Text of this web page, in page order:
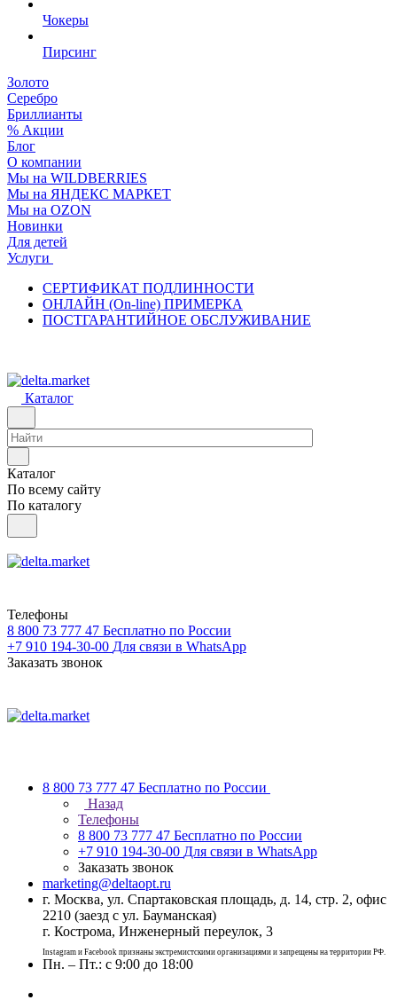
Чокеры
Пирсинг
Золото
Серебро
Бриллианты
% Акции
Блог
О компании
Мы на WILDBERRIES
Мы на ЯНДЕКС МАРКЕТ
Мы на OZON
Новинки
Для детей
Услуги
СЕРТИФИКАТ ПОДЛИННОСТИ
ОНЛАЙН (On-line) ПРИМЕРКА
ПОСТГАРАНТИЙНОЕ ОБСЛУЖИВАНИЕ
Каталог
Каталог
По всему сайту
По каталогу
Телефоны
8 800 73 777 47 Бесплатно по России
+7 910 194-30-00 Для связи в WhatsApp
Заказать звонок
8 800 73 777 47 Бесплатно по России
Назад
Телефоны
8 800 73 777 47 Бесплатно по России
+7 910 194-30-00 Для связи в WhatsApp
Заказать звонок
marketing@deltaopt.ru
г. Москва, ул. Спартаковская площадь, д. 14, стр. 2, офис
2210 (заезд с ул. Бауманская)
г. Кострома, Инженерный переулок, 3
Instagram и Facebook признаны экстремистскими организациями и запрещены на территории РФ.
Пн. – Пт.: с 9:00 до 18:00